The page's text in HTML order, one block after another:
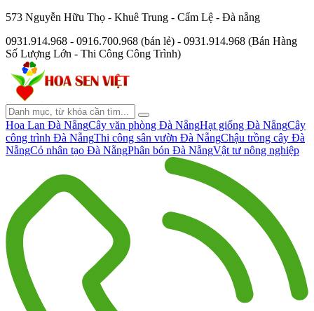
573 Nguyễn Hữu Thọ - Khuê Trung - Cẩm Lệ - Đà nẵng
0931.914.968 - 0916.700.968 (bán lẻ) - 0931.914.968 (Bán Hàng
Số Lượng Lớn - Thi Công Công Trình)
Hoa Lan Đà NẵngCây văn phòng Đà NẵngHạt giống Đà NẵngCây
công trình Đà NẵngThi công sân vườn Đà NẵngChậu trồng cây Đà
NẵngCỏ nhân tạo Đà NẵngPhân bón Đà NẵngVật tư nông nghiệp